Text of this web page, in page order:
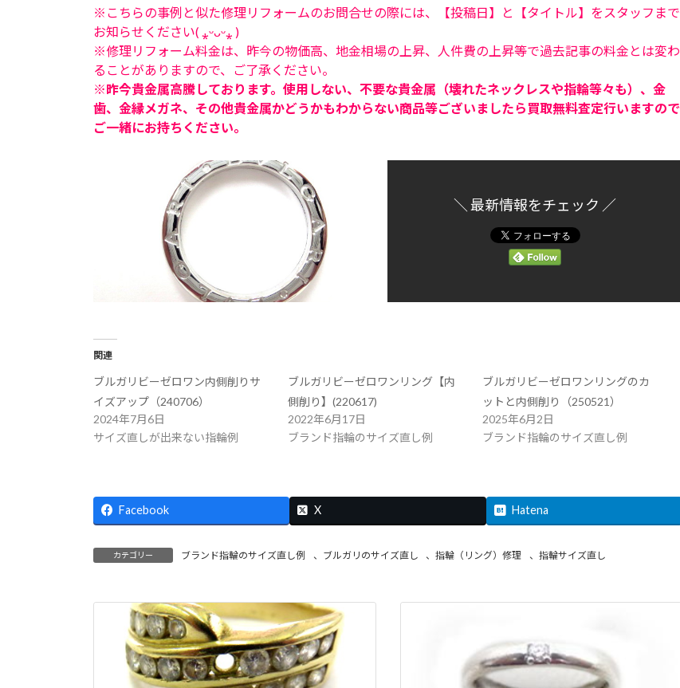
※こちらの事例と似た修理リフォームのお問合せの際には、【投稿日】と【タイトル】をスタッフまで
お知らせください( ⁎ᵕᴗᵕ⁎ )
※修理リフォーム料金は、昨今の物価高、地金相場の上昇、人件費の上昇等で過去記事の料金とは変わ
ることがありますので、ご了承ください。
※昨今貴金属高騰しております。使用しない、不要な貴金属（壊れたネックレスや指輪等々も）、金
歯、金縁メガネ、その他貴金属かどうかもわからない商品等ございましたら買取無料査定行いますので
ご一緒にお持ちください。
＼ 最新情報をチェック ／
関連
ブルガリビーゼロワン内側削りサ
イズアップ（240706）
2024年7月6日
サイズ直しが出来ない指輪例
ブルガリビーゼロワンリング【内
側削り】(220617)
2022年6月17日
ブランド指輪のサイズ直し例
ブルガリビーゼロワンリングのカ
ットと内側削り（250521）
2025年6月2日
ブランド指輪のサイズ直し例
Facebook X Hatena
カテゴリー ブランド指輪のサイズ直し例 、 ブルガリのサイズ直し 、指輪（リング）修理 、 指輪サイズ直し